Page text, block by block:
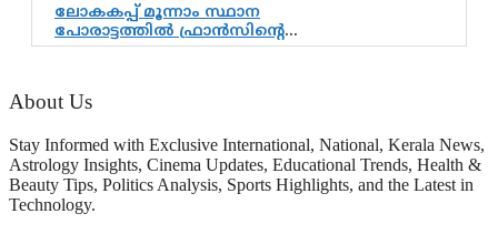
ലോകകപ്പ് മൂന്നാം സ്ഥാന
പോരാട്ടത്തിൽ ഫ്രാൻസിന്റെ
ഗംഭീര തിരിച്ചുവരവ്;
About Us
Stay Informed with Exclusive International, National, Kerala News,
Astrology Insights, Cinema Updates, Educational Trends, Health &
Beauty Tips, Politics Analysis, Sports Highlights, and the Latest in
Technology.